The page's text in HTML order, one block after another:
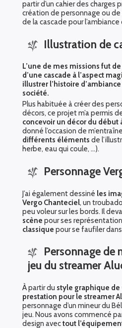
partir d’un cahier des charges
création de personnage ou
de la cascade pour l’ambiance
Illustration de
L’une de mes missions fut
d’une cascade à l’aspect
illustrer l’histoire
société.
Plus habituée à créer des
décors, ce projet m’a permis
concevoir un décor du début
donné l’occasion de
différents éléments de
herbe, eau qui coule, …).
Personnage
J’ai également dessiné les
Vergo Chanteciel, un
peu voleur sur les bords. Il
scène pour ses
classique pour se faufiler
Personnage de
jeu du streamer
À partir du style graphique de
prestation pour le streamer
personnage d’un mineur du
jeu. Nous avons commencé
design avectout